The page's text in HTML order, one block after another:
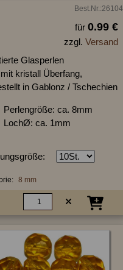
Best.Nr.:26104
für 0.99 €
zzgl. Versand
Glasperlen
kristall Überfang,
in Gablonz / Tschechien
Perlengröße: ca. 8mm
LochØ: ca. 1mm
8 mm